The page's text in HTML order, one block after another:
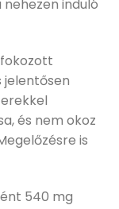
induló
jelentősen
és nem okoz
is
540 mg